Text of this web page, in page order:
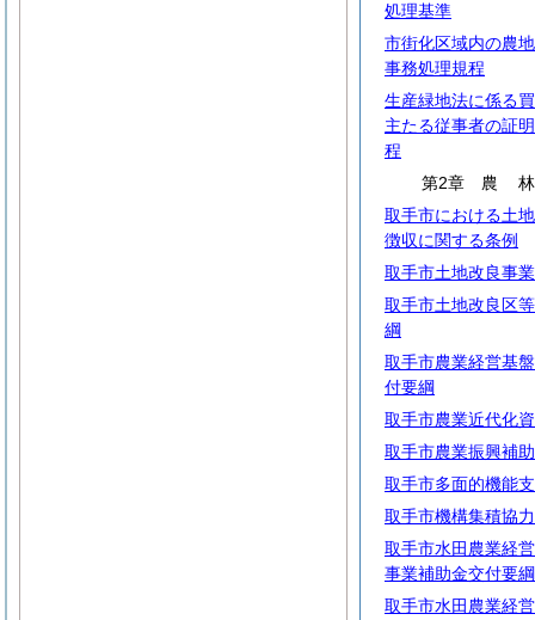
処理基準
市街化区域内の農
事務処理規程
生産緑地法に係る
主たる従事者の証
程
第2章 農林
取手市における土
徴収に関する条例
取手市土地改良事
取手市土地改良区
綱
取手市農業経営基
付要綱
取手市農業近代化
取手市農業振興補
取手市多面的機能
取手市機構集積協
取手市水田農業経
事業補助金交付要綱
取手市水田農業経